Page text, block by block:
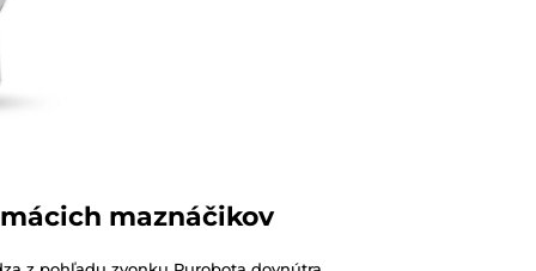
maznáčikov